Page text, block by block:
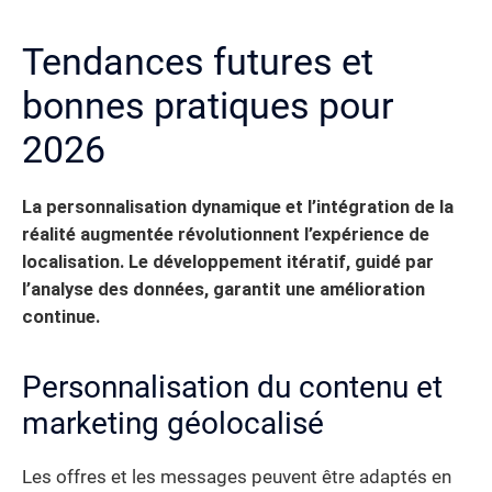
Tendances futures et
bonnes pratiques pour
2026
La personnalisation dynamique et l’intégration de la
réalité augmentée révolutionnent l’expérience de
localisation. Le développement itératif, guidé par
l’analyse des données, garantit une amélioration
continue.
Personnalisation du contenu et
marketing géolocalisé
Les offres et les messages peuvent être adaptés en